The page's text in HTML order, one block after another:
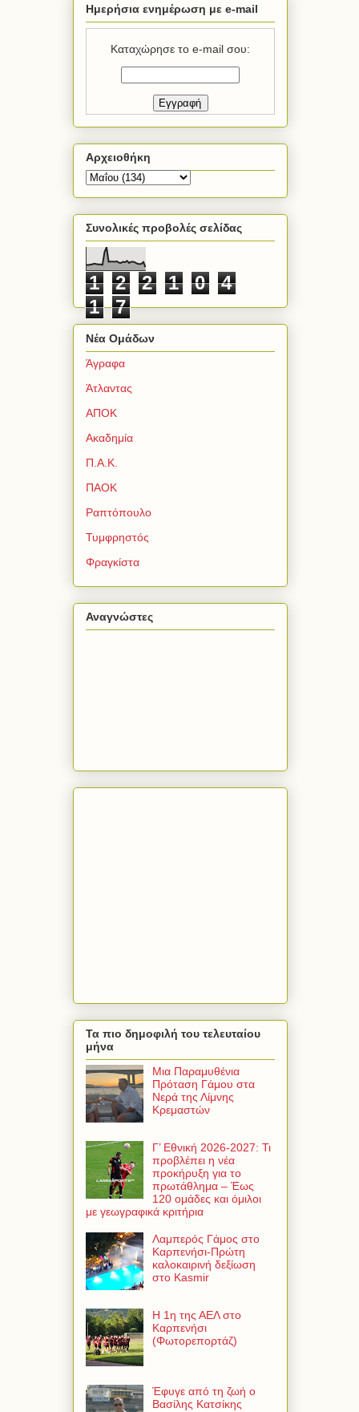
Ημερήσια ενημέρωση με e-mail
Καταχώρησε το e-mail σου:
Αρχειοθήκη
Συνολικές προβολές σελίδας
1 2 2 1 0
4
1
7
Νέα Ομάδων
Άγραφα
Άτλαντας
ΑΠΟΚ
Ακαδημία
Π.Α.Κ.
ΠΑΟΚ
Ραπτόπουλο
Τυμφρηστός
Φραγκίστα
Αναγνώστες
Τα πιο δημοφιλή του τελευταίου
μήνα
Μια Παραμυθένια
Πρόταση Γάμου στα
Νερά της Λίμνης
Κρεμαστών
Γ’ Εθνική 2026-2027: Τι
προβλέπει η νέα
προκήρυξη για το
πρωτάθλημα – Έως
120 ομάδες και όμιλοι
με γεωγραφικά κριτήρια
Λαμπερός Γάμος στο
Καρπενήσι-Πρώτη
καλοκαιρινή δεξίωση
στο Kasmir
Η 1η της ΑΕΛ στο
Καρπενήσι
(Φωτορεπορτάζ)
Έφυγε από τη ζωή ο
Βασίλης Κατσίκης